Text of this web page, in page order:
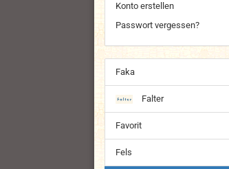
Konto erstellen
Passwort vergessen?
Faka
Falter
Favorit
Fels